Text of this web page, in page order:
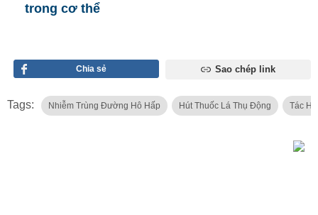
trong cơ thể
Chia sẻ Sao chép link
Tags: Nhiễm Trùng Đường Hô Hấp Hút Thuốc Lá Thụ Động Tác